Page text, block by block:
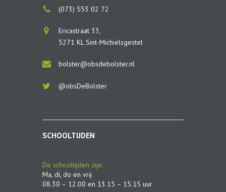
(073) 553 02 72
Ericastraat 33,
5271 KL Sint-Michielsgestel
bolster@obsdebolster.nl
@obsDeBolster
SCHOOLTIJDEN
De schooltijden zijn:
Ma, di, do en vrij
08.30 – 12.00 en 13.15 – 15.15 uur